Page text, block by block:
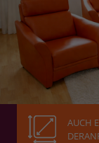
AUCH